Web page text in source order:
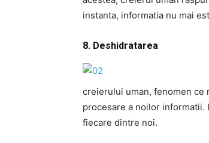
instanta, informatia nu mai
8. Deshidratarea
creierului uman, fenomen ce
procesare a noilor informatii.
fiecare dintre noi.